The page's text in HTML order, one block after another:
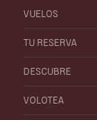
VUELOS
TU RESERVA
DESCUBRE
VOLOTEA